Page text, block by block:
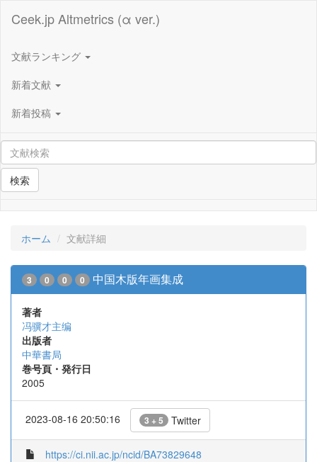
Ceek.jp Altmetrics (α ver.)
文献ランキング
新着文献
新着投稿
検索
ホーム 文献詳細
3 0 0 0 中国木版年画集成
著者
冯骥才主编
出版者
中華書局
巻号頁・発行日
2005
2023-08-16 20:50:16 3 + 5 Twitter
https://ci.nii.ac.jp/ncid/BA73829648